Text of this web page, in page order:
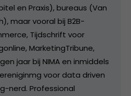
en Praxis), bureaus (Van
maar vooral bij B2B-
Tijdschrift voor
MarketingTribune,
jaar bij NIMA en inmiddels
voor data driven
nerd. Professional